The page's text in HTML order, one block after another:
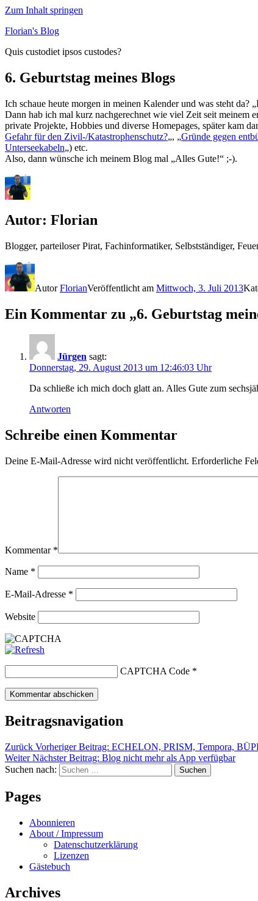
Zum Inhalt springen
Florian's Blog
Quis custodiet ipsos custodes?
6. Geburtstag meines Blogs
Ich schaue heute morgen in meinen Kalender und was steht da?
Dann hab ich mal kurz nachgerechnet wie viel Zeit seit meinem
private Projekte, Hobbies und diverse Homepages, später kam
Gefahr für den Zivil-/Katastrophenschutz?„, „Gründe gegen
Unterseekabeln„) etc.
Also, dann wünsche ich meinem Blog mal „Alles Gute!“ ;-).
Autor: Florian
Blogger, parteiloser Pirat, Fachinformatiker, Selbstständiger,
AutorFlorianVeröffentlicht am Mittwoch, 3. Juli 2013
Ein Kommentar zu „6. Geburtstag
Jürgen sagt:
Donnerstag, 29. August 2013 um 12:46:03 Uhr
Da schließe ich mich doch glatt an. Alles Gute zum
Antworten
Schreibe einen Kommentar
Deine E-Mail-Adresse wird nicht veröffentlicht. Erforderliche
Kommentar *
Name *
E-Mail-Adresse *
Website
CAPTCHA Code *
Beitragsnavigation
Zurück Vorheriger Beitrag: ECHELON, PRISM, Tempora,
Weiter Nächster Beitrag: Blog nicht mehr als App verfügbar
Suchen nach:
Suchen
Pages
Abonnieren
About / Impressum
Datenschutzerklärung
Lizenzen
Gästebuch
Archives